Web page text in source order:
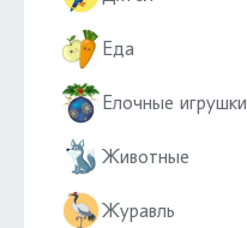
Еда
Елочные игрушки
Животные
Журавль